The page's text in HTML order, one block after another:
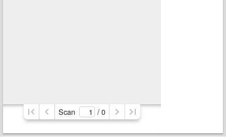
Scan / 0